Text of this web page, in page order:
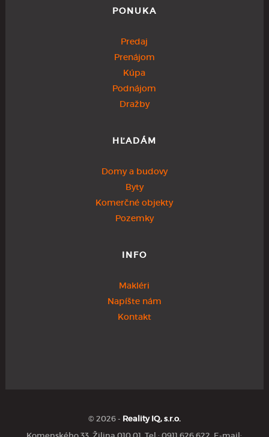
PONUKA
Predaj
Prenájom
Kúpa
Podnájom
Dražby
HĽADÁM
Domy a budovy
Byty
Komerčné objekty
Pozemky
INFO
Makléri
Napíšte nám
Kontakt
© 2026 - Reality IQ, s.r.o.